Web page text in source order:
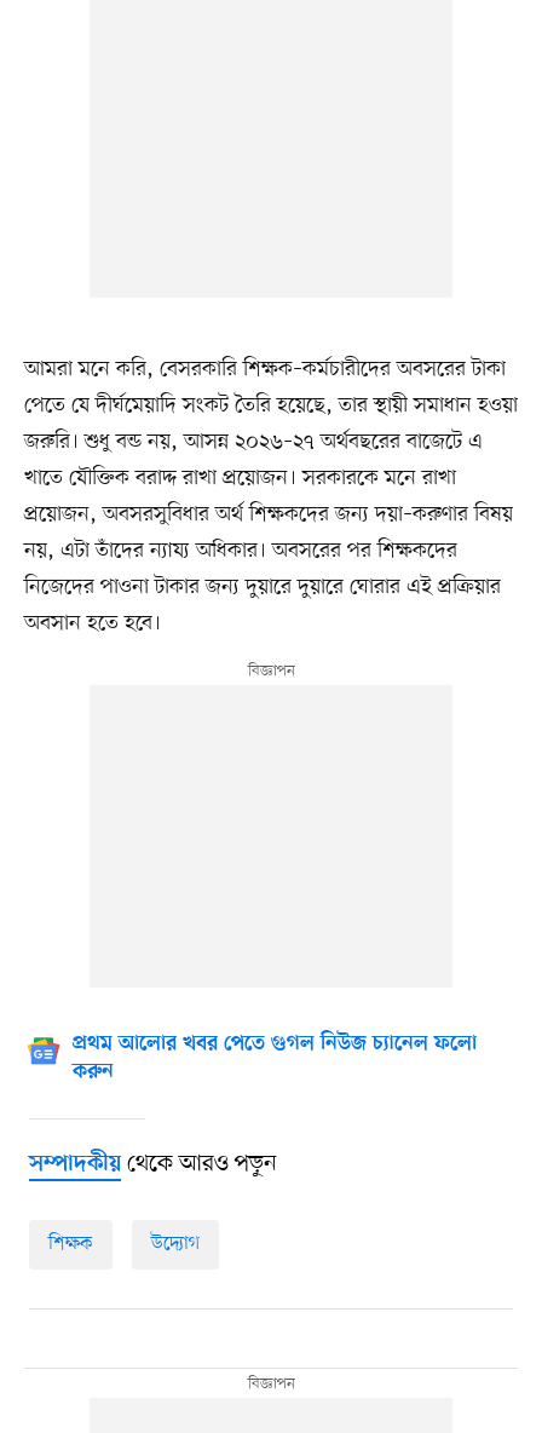
আমরা মনে করি, বেসরকারি শিক্ষক–কর্মচারীদের অবসরের টাকা
পেতে যে দীর্ঘমেয়াদি সংকট তৈরি হয়েছে, তার স্থায়ী সমাধান হওয়া
জরুরি। শুধু বন্ড নয়, আসন্ন ২০২৬–২৭ অর্থবছরের বাজেটে এ
খাতে যৌক্তিক বরাদ্দ রাখা প্রয়োজন। সরকারকে মনে রাখা
প্রয়োজন, অবসরসুবিধার অর্থ শিক্ষকদের জন্য দয়া–করুণার বিষয়
নয়, এটা তাঁদের ন্যায্য অধিকার। অবসরের পর শিক্ষকদের
নিজেদের পাওনা টাকার জন্য দুয়ারে দুয়ারে ঘোরার এই প্রক্রিয়ার
অবসান হতে হবে।
প্রথম আলোর খবর পেতে গুগল নিউজ চ্যানেল ফলো
করুন
সম্পাদকীয়থেকে আরও পড়ুন
শিক্ষক উদ্যোগ